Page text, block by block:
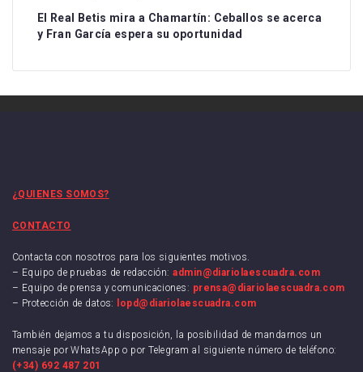
El Real Betis mira a Chamartín: Ceballos se acerca
y Fran García espera su oportunidad
¿QUIENES SOMOS?
CONTACTO
Contacta con nosotros para los siguientes motivos.
– Equipo de pruebas de redacción:admin@diariolaescuadra.com
– Equipo de prensa y comunicaciones: prensa@diariolaescuadra.com
– Protección de datos:
lopd@diariolaescuadra.com
También dejamos a tu disposición, la posibilidad de mandarnos un
mensaje por WhatsApp o por Telegram al siguiente número de teléfono:
(+34) 692 487 201